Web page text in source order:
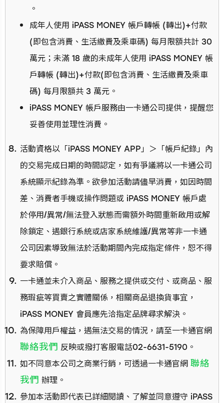
。
成年人使用 iPASS MONEY 帳戶轉帳 (轉出)+付款
(即包含消費、生活繳費及乘車碼) 每月限額共計 30
萬元；未滿 18 歲的未成年人使用 iPASS MONEY 帳
戶轉帳 (轉出)+付款(即包含消費、生活繳費及乘車
碼) 每月限額共 3 萬元。
iPASS MONEY 帳戶服務由一卡通公司提供，提醒您
妥善使用並理性消費。
活動資格以「iPASS MONEY APP」＞「帳戶紀錄」內
的交易完成日期的時間認定，如有爭議將以一卡通公司
系統顯示紀錄為準。欲參加活動請儘早消費，如因時間
差、消費者手機或操作問題或 iPASS MONEY 帳戶處
於停用/異常/無法登入狀態而需額外時間重新啟用或解
除鎖定、遇銀行系統或店家系統維護/異常等非一卡通
公司因素導致無法於活動期間內完成指定條件，恕不得
要求賠償。
一卡通並未介入商品、服務之提供或交付、或商品、服
務瑕疵等買賣之實體關係，相關商品退換貨事宜，
iPASS MONEY 會員應先洽指定品牌尋求解決。
為保障用戶權益，遇無法交易的情況，請至一卡通官網
聯絡我們 反映或撥打客服電話02-6631-5190。
如不同意本公司之商業行銷，可透過一卡通官網 聯絡
我們 辦理。
參加本活動即代表已詳細閱讀、了解並同意遵守 iPASS